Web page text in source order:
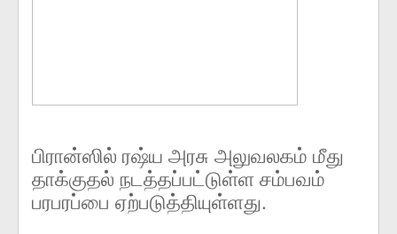
பிரான்ஸில் ரஷ்ய அரசு அலுவலகம் மீது
தாக்குதல் நடத்தப்பட்டுள்ள சம்பவம்
பரபரப்பை ஏற்படுத்தியுள்ளது.